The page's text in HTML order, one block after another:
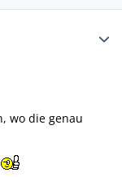
wo die genau